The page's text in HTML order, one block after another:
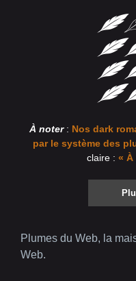
À noter: Nos dark
par le système des
claire : « À
Plumes du Web, la
Web.